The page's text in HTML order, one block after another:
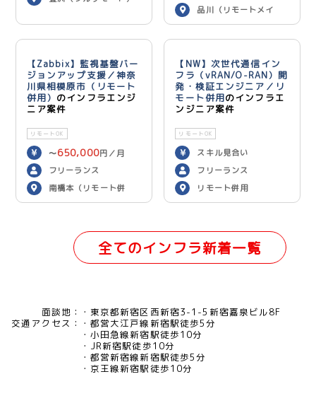
品川（リモートメイ
ン）
【Zabbix】監視基盤バー
ジョンアップ支援／神奈
川県相模原市（リモート
併用） のインフラエンジ
ニア案件
リモートOK
〜650,000円／月
フリーランス
南橋本（リモート併
用）
【NW】次世代通信イン
フラ（vRAN/O-RAN）開
発・検証エンジニア／リ
モート併用のインフラエ
ンジニア案件
リモートOK
スキル見合い
フリーランス
リモート併用
全てのインフラ新着一覧
面談地：
東京都新宿区西新宿3-1-5新宿嘉泉ビル8F
交通アクセス：
都営大江戸線新宿駅徒歩5分
小田急線新宿駅徒歩10分
JR新宿駅徒歩10分
都営新宿線新宿駅徒歩5分
京王線新宿駅徒歩10分